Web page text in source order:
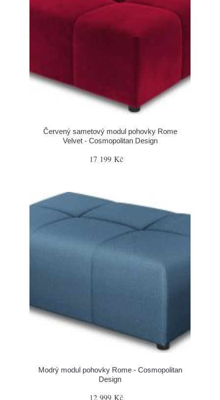
Červený sametový modul pohovky Rome
Velvet - Cosmopolitan Design
17 199 Kč
Modrý modul pohovky Rome - Cosmopolitan
Design
12 999 Kč